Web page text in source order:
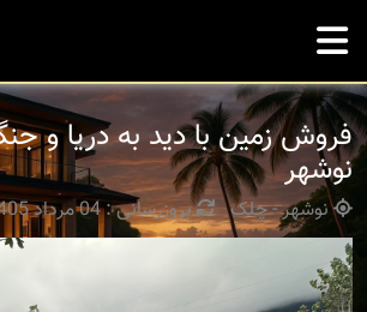
فروش زمین با دید به دریا و
نوشهر
نوشهر - چلک بروزرسانی : 04 مرداد 1405